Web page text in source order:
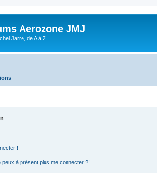
Aerozone JMJ
Jarre, de A à Z
!
peux à présent plus me connecter ?!